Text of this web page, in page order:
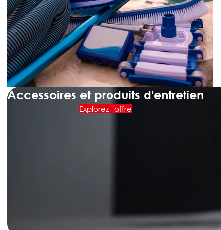
Accessoires et produits d'entretien
Explorez l’offre